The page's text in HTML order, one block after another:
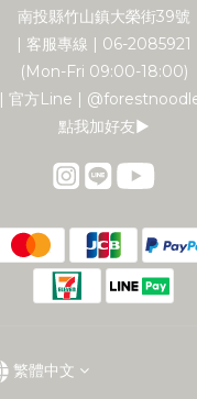
南投縣竹山鎮大榮街39號
| 客服專線 | 06-2085921
(Mon-Fri 09:00-18:00)
| 官方Line |
點我加好友▶︎
繁體中文